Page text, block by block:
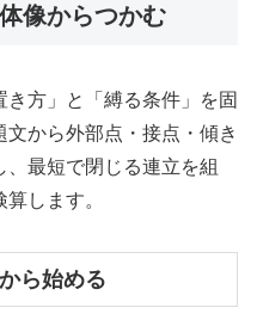
像からつかむ
方」と「縛る条件」を固
から外部点・接点・傾き
最短で閉じる連立を組
します。
ら始める